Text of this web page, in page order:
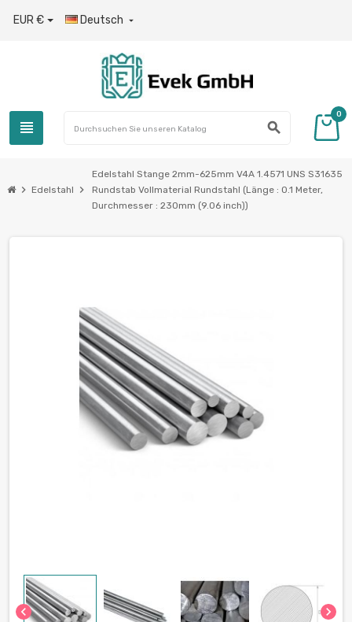
EUR € Deutsch 
view_headline search
0
chevron_right Edelstahl chevron_right
Edelstahl Stange 2mm-625mm V4A 1.4571 UNS S31635
Rundstab Vollmaterial Rundstahl (Länge : 0.1 Meter,
Durchmesser : 230mm (9.06 inch))
chevron_left chevron_right